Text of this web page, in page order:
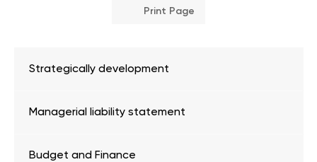
Print Page
Strategically development
Managerial liability statement
Budget and Finance